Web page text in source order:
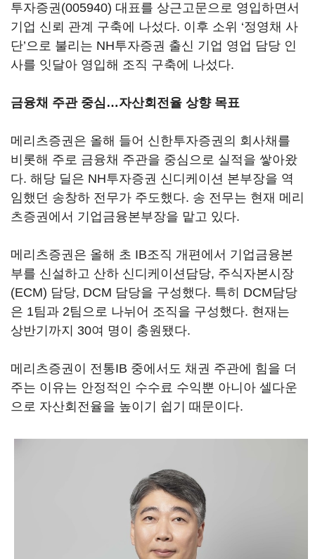
투자증권(005940) 대표를 상근고문으로 영입하면서
기업 신뢰 관계 구축에 나섰다. 이후 소위 ‘정영채 사
단’으로 불리는 NH투자증권 출신 기업 영업 담당 인
사를 잇달아 영입해 조직 구축에 나섰다.
금융채 주관 중심…자산회전율 상향 목표
메리츠증권은 올해 들어 신한투자증권의 회사채를
비롯해 주로 금융채 주관을 중심으로 실적을 쌓아왔
다. 해당 딜은 NH투자증권 신디케이션 본부장을 역
임했던 송창하 전무가 주도했다. 송 전무는 현재 메리
츠증권에서 기업금융본부장을 맡고 있다.
메리츠증권은 올해 초 IB조직 개편에서 기업금융본
부를 신설하고 산하 신디케이션담당, 주식자본시장
(ECM) 담당, DCM 담당을 구성했다. 특히 DCM담당
은 1팀과 2팀으로 나뉘어 조직을 구성했다. 현재는
상반기까지 30여 명이 충원됐다.
메리츠증권이 전통IB 중에서도 채권 주관에 힘을 더
주는 이유는 안정적인 수수료 수익뿐 아니아 셀다운
으로 자산회전율을 높이기 쉽기 때문이다.